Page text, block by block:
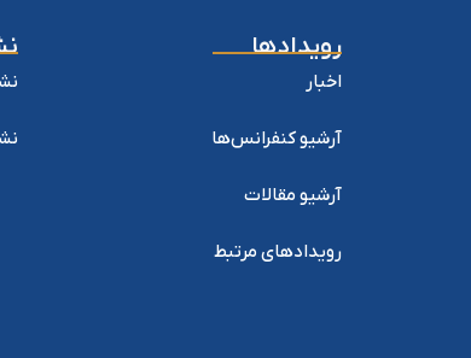
رویدادها
اخبار
آرشیو کنفرانس‌ها
آرشیو مقالات
رویدادهای مرتبط